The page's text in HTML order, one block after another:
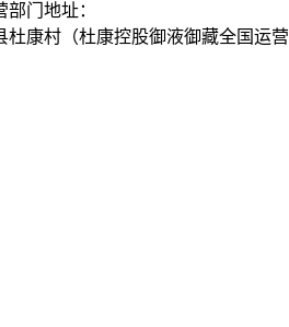
部门地址：
杜康村（杜康控股御液御藏全国运